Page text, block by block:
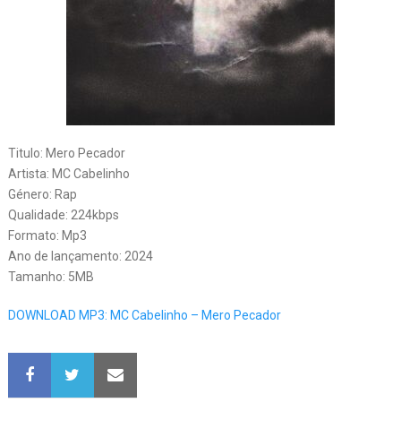
Titulo: Mero Pecador
Artista: MC Cabelinho
Género: Rap
Qualidade: 224kbps
Formato: Mp3
Ano de lançamento: 2024
Tamanho: 5MB
DOWNLOAD MP3: MC Cabelinho – Mero Pecador